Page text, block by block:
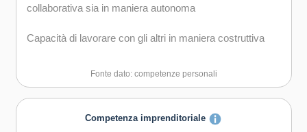
collaborativa sia in maniera autonoma
Capacità di lavorare con gli altri in maniera costruttiva
Capacità di comunicare costruttivamente in ambienti
Capacità di creare fiducia e provare empatia
Fonte dato: competenze personali
Competenza imprenditoriale